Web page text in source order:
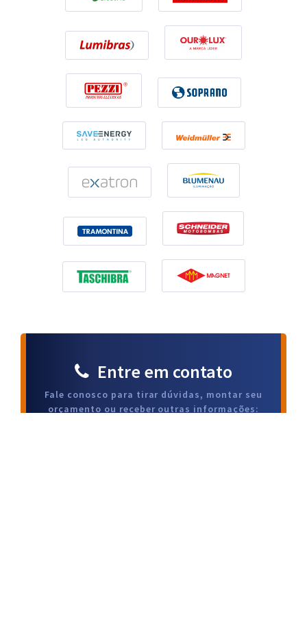
Entre em contato
Fale conosco para tirar dúvidas, montar seu
orçamento ou receber outras informações: